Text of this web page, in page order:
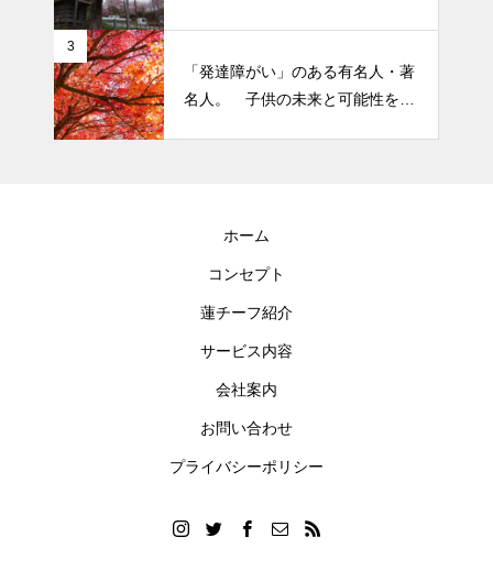
3
「発達障がい」のある有名人・著
名人。 子供の未来と可能性を秘
ホーム
コンセプト
蓮チーフ紹介
サービス内容
会社案内
お問い合わせ
プライバシーポリシー